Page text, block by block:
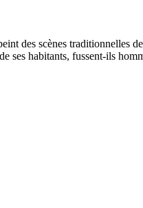
des scènes
habitants, fussent-ils